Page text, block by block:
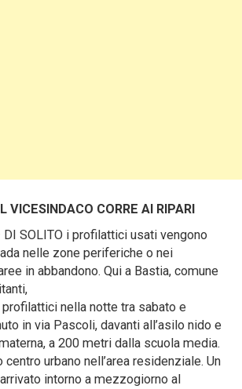
VICESINDACO CORRE AI RIPARI
DI SOLITO i profilattici usati vengono
nelle zone periferiche o nei
in abbandono. Qui a Bastia, comune
profilattici nella notte tra sabato e
in via Pascoli, davanti all’asilo nido e
a 200 metri dalla scuola media.
urbano nell’area residenziale. Un
intorno a mezzogiorno al